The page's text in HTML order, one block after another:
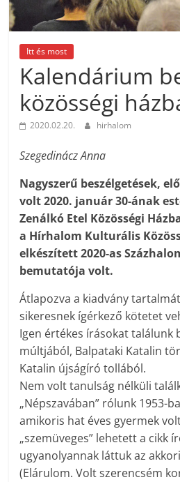
Itt és most
Kalendárium
közösségi
2020.02.20. hirhalom
Szegedinácz Anna
Nagyszerű beszélgetések,
volt 2020. január 30-ának
Zenálkó Etel Közösségi
a Hírhalom Kulturális
elkészített 2020-as
bemutatója volt.
Átlapozva a kiadvány
sikeresnek ígérkező kötetet
Igen értékes írásokat találunk
múltjából, Balpataki Katalin
Katalin újságíró tollából.
Nem volt tanulság nélküli
„Népszavában” rólunk 1953-
amikoris hat éves gyermek
„szemüveges” lehetett a cikk
ugyanolyannak láttuk az
(Elárulom. Volt szerencsém